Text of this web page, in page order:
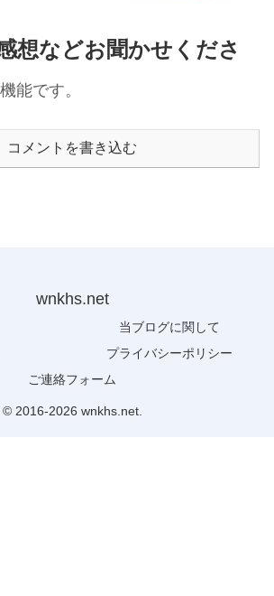
想などお聞かせくださ
能です。
コメントを書き込む
wnkhs.net
当ブログに関して
プライバシーポリシー
ご連絡フォーム
© 2016-2026 wnkhs.net.